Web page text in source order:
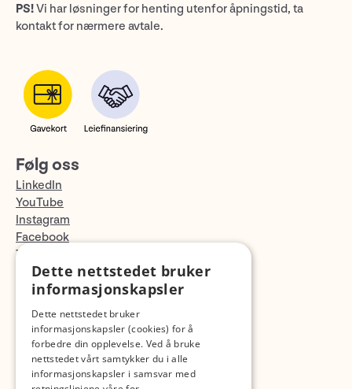
PS!Vi har løsninger for henting utenfor åpningstid, ta
kontakt for nærmere avtale.
Følg oss
LinkedIn
YouTube
Instagram
Facebook
TikTok
Fotopodden
Dette nettstedet bruker
informasjonskapsler
Dette nettstedet bruker
informasjonskapsler (cookies) for å
forbedre din opplevelse. Ved å bruke
nettstedet vårt samtykker du i alle
informasjonskapsler i samsvar med